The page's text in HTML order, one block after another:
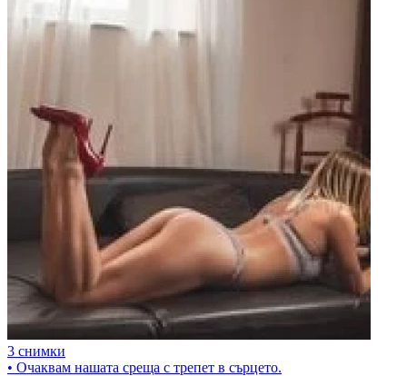
3 снимки
• Очаквам нашата среща с трепет в сърцето.